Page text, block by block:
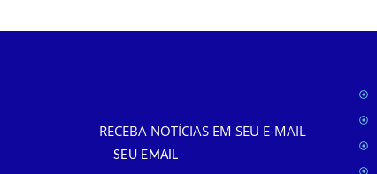
RECEBA NOTÍCIAS EM SEU E-MAIL